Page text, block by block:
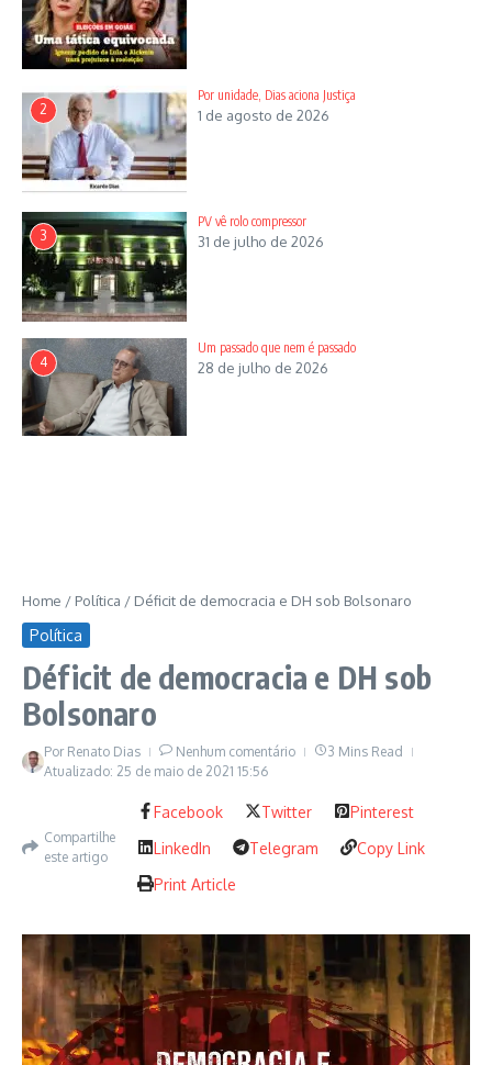
Jair Messias Bolsonaro
Protocolos da OMS
Com a exigência dos protocolos estabelecidos pela
Organização Mundial de Saúde. A OMS recomenda o uso de
máscara PFF 2, a utilização permanente de álcool gel, a
distância física, assim como a verificação da temperatura dos
participantes do ato de protesto. O Brasil totaliza 450 mil
Mortos sob a Pandemia no Brasil
Artigo anterior
Déficit de democracia e
DH sob Bolsonaro
Próximo artigo
Quarta quente com Iara
Xavier
2
Por unidade, Dias aciona Justiça
1 de agosto de 2026
3
PV vê rolo compressor
31 de julho de 2026
4
Um passado que nem é passado
28 de julho de 2026
Home / Política / Déficit de democracia e DH sob Bolsonaro
Política
Déficit de democracia e DH sob
Bolsonaro
Por Renato Dias Nenhum comentário
3 Mins Read
Atualizado: 25 de maio de 2021 15:56
Compartilhe
este artigo
Facebook Twitter
Pinterest
LinkedIn
Telegram
Copy Link
Print Article